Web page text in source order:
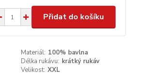
Přidat do košíku
Materiál: 100% bavlna
Délka rukávu: krátký rukáv
Velikost: XXL